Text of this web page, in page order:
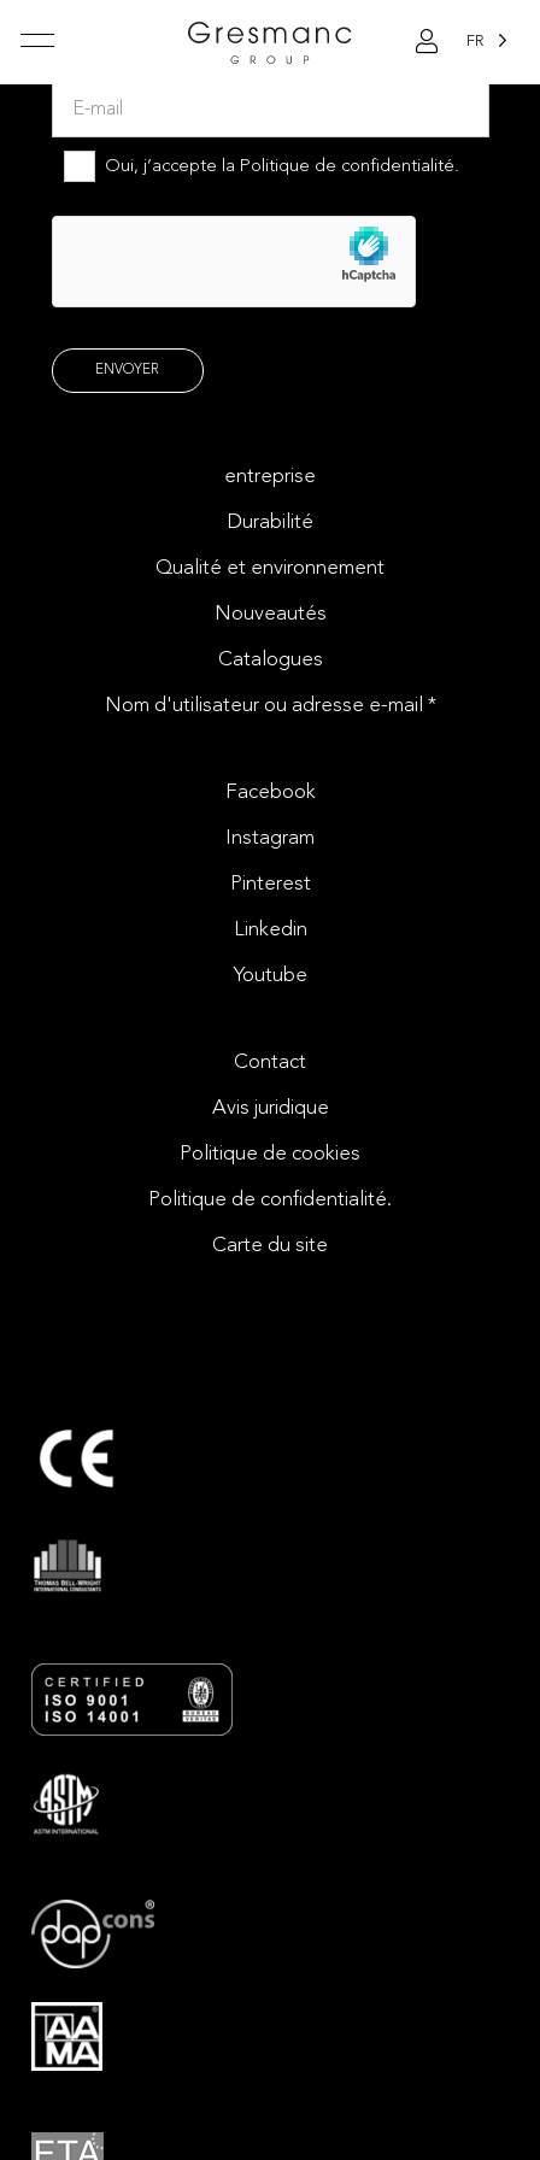
FR
Abonnez-vous à notre newsletter
Oui, j’accepte la Politique de confidentialité.
entreprise
Durabilité
Qualité et environnement
Nouveautés
Catalogues
Nom d'utilisateur ou adresse e-mail *
Facebook
Instagram
Pinterest
Linkedin
Youtube
Contact
Avis juridique
Politique de cookies
Politique de confidentialité.
Carte du site